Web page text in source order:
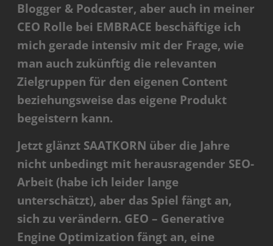
Blogger & Podcaster, aber auch in meiner
CEO Rolle bei EMBRACE beschäftige ich
mich gerade intensiv mit der Frage, wie
man auch zukünftig die relevanten
Zielgruppen für den eigenen Content
beziehungsweise das eigene Produkt
begeistern kann.
Jetzt glänzt SAATKORN über die Jahre
nicht unbedingt mit herausragender SEO-
Arbeit (habe ich leider lange
unterschätzt), aber das Spiel fängt an,
sich zu verändern. GEO – Generative
Engine Optimization fängt an, eine